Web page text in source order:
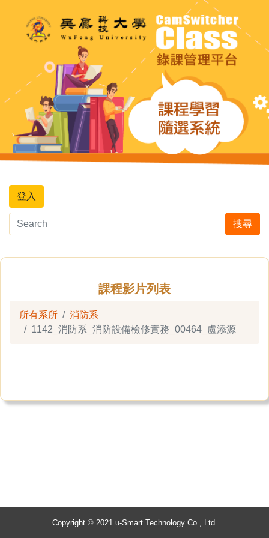
登入
搜尋
課程影片列表
所有系所
消防系
1142_消防系_消防設備檢修實務_00464_盧添源
Copyright © 2021 u-Smart Technology Co., Ltd.